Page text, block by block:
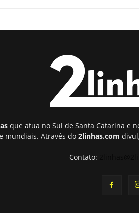
que atua no Sul de Santa Catarina e
mundiais. Através do 2linhas.com
Contato: